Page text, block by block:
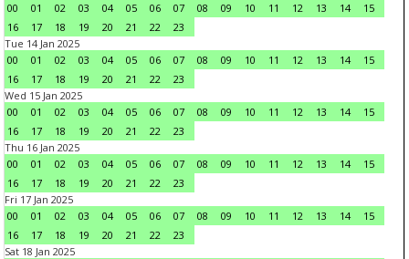
00
01 02 03 04 05 06 07 08 09 10 11 12 13 14
15
16
17 18 19 20 21 22
23
Tue 14 Jan 2025
00
01 02 03 04 05 06 07 08 09 10 11 12 13 14
15
16
17 18 19 20 21 22
23
Wed 15 Jan 2025
00
01 02 03 04 05 06 07 08 09 10 11 12 13 14
15
16
17 18 19 20 21 22
23
Thu 16 Jan 2025
00
01 02 03 04 05 06 07 08 09 10 11 12 13 14
15
16
17 18 19 20 21 22
23
Fri 17 Jan 2025
00
01 02 03 04 05 06 07 08 09 10 11 12 13 14
15
16
17 18 19 20 21 22
23
Sat 18 Jan 2025